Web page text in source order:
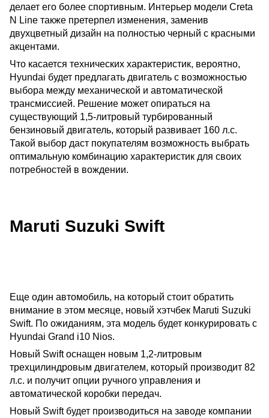
делает его более спортивным. Интерьер модели Creta
N Line также претерпел изменения, заменив
двухцветный дизайн на полностью черный с красными
акцентами.
Что касается технических характеристик, вероятно,
Hyundai будет предлагать двигатель с возможностью
выбора между механической и автоматической
трансмиссией. Решение может опираться на
существующий 1,5-литровый турбированный
бензиновый двигатель, который развивает 160 л.с.
Такой выбор даст покупателям возможность выбрать
оптимальную комбинацию характеристик для своих
потребностей в вождении.
Maruti Suzuki Swift
Еще один автомобиль, на который стоит обратить
внимание в этом месяце, новый хэтчбек Maruti Suzuki
Swift. По ожиданиям, эта модель будет конкурировать с
Hyundai Grand i10 Nios.
Новый Swift оснащен новым 1,2-литровым
трехцилиндровым двигателем, который производит 82
л.с. и получит опции ручного управления и
автоматической коробки передач.
Новый Swift будет производиться на заводе компании